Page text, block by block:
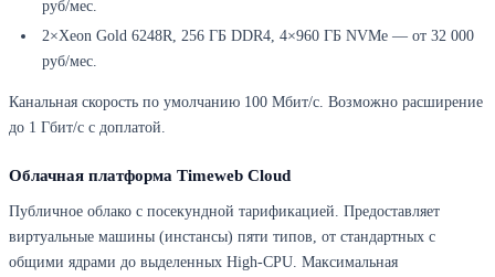
руб/мес.
2×Xeon Gold 6248R, 256 ГБ DDR4, 4×960 ГБ NVMe — от 32 000
руб/мес.
Канальная скорость по умолчанию 100 Мбит/с. Возможно расширение
до 1 Гбит/с с доплатой.
Облачная платформа Timeweb Cloud
Публичное облако с посекундной тарификацией. Предоставляет
виртуальные машины (инстансы) пяти типов, от стандартных с
общими ядрами до выделенных High-CPU. Максимальная